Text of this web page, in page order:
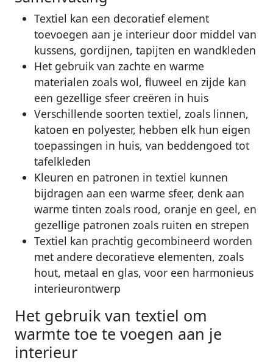
Textiel kan een decoratief element
toevoegen aan je interieur door middel van
kussens, gordijnen, tapijten en wandkleden
Het gebruik van zachte en warme
materialen zoals wol, fluweel en zijde kan
een gezellige sfeer creëren in huis
Verschillende soorten textiel, zoals linnen,
katoen en polyester, hebben elk hun eigen
toepassingen in huis, van beddengoed tot
tafelkleden
Kleuren en patronen in textiel kunnen
bijdragen aan een warme sfeer, denk aan
warme tinten zoals rood, oranje en geel, en
gezellige patronen zoals ruiten en strepen
Textiel kan prachtig gecombineerd worden
met andere decoratieve elementen, zoals
hout, metaal en glas, voor een harmonieus
interieurontwerp
Het gebruik van textiel om
warmte toe te voegen aan je
interieur